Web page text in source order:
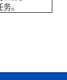
。